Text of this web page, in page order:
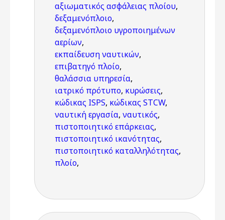
αξιωματικός ασφάλειας πλοίου,
δεξαμενόπλοιο,
δεξαμενόπλοιο υγροποιημένων
αερίων,
εκπαίδευση ναυτικών,
επιβατηγό πλοίο,
θαλάσσια υπηρεσία,
ιατρικό πρότυπο, κυρώσεις,
κώδικας ISPS, κώδικας STCW,
ναυτική εργασία, ναυτικός,
πιστοποιητικό επάρκειας,
πιστοποιητικό ικανότητας,
πιστοποιητικό καταλληλότητας,
πλοίο,